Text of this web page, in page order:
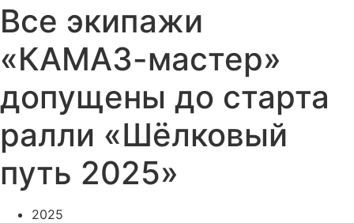
Все экипажи
«КАМАЗ-мастер»
допущены до старта
ралли «Шёлковый
путь 2025»
2025